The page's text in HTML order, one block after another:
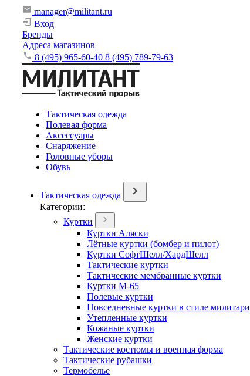
manager@militant.ru
Вход
Бренды
Адреса магазинов
8 (495) 965-60-40 8 (495) 789-79-63
Тактическая одежда
Полевая форма
Аксессуары
Снаряжение
Головные уборы
Обувь
Тактическая одежда
Категории:
Куртки
Куртки Аляски
Лётные куртки (бомбер и пилот)
Куртки СофтШелл/ХардШелл
Тактические куртки
Тактические мембранные куртки
Куртки М-65
Полевые куртки
Повседневные куртки в стиле милитари
Утепленные куртки
Кожаные куртки
Женские куртки
Тактические костюмы и военная форма
Тактические рубашки
Термобелье